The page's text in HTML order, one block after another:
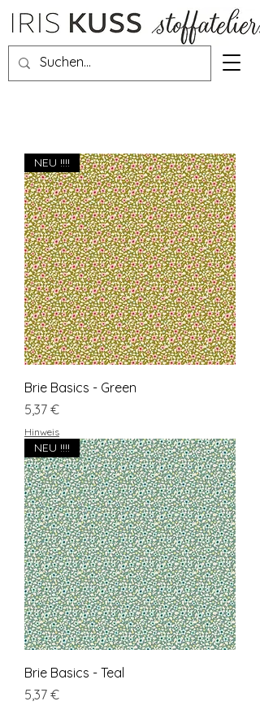
NEU !!!!
Brie Basics - Green
Preis
5,37 €
Hinweis
NEU !!!!
Brie Basics - Teal
Preis
5,37 €